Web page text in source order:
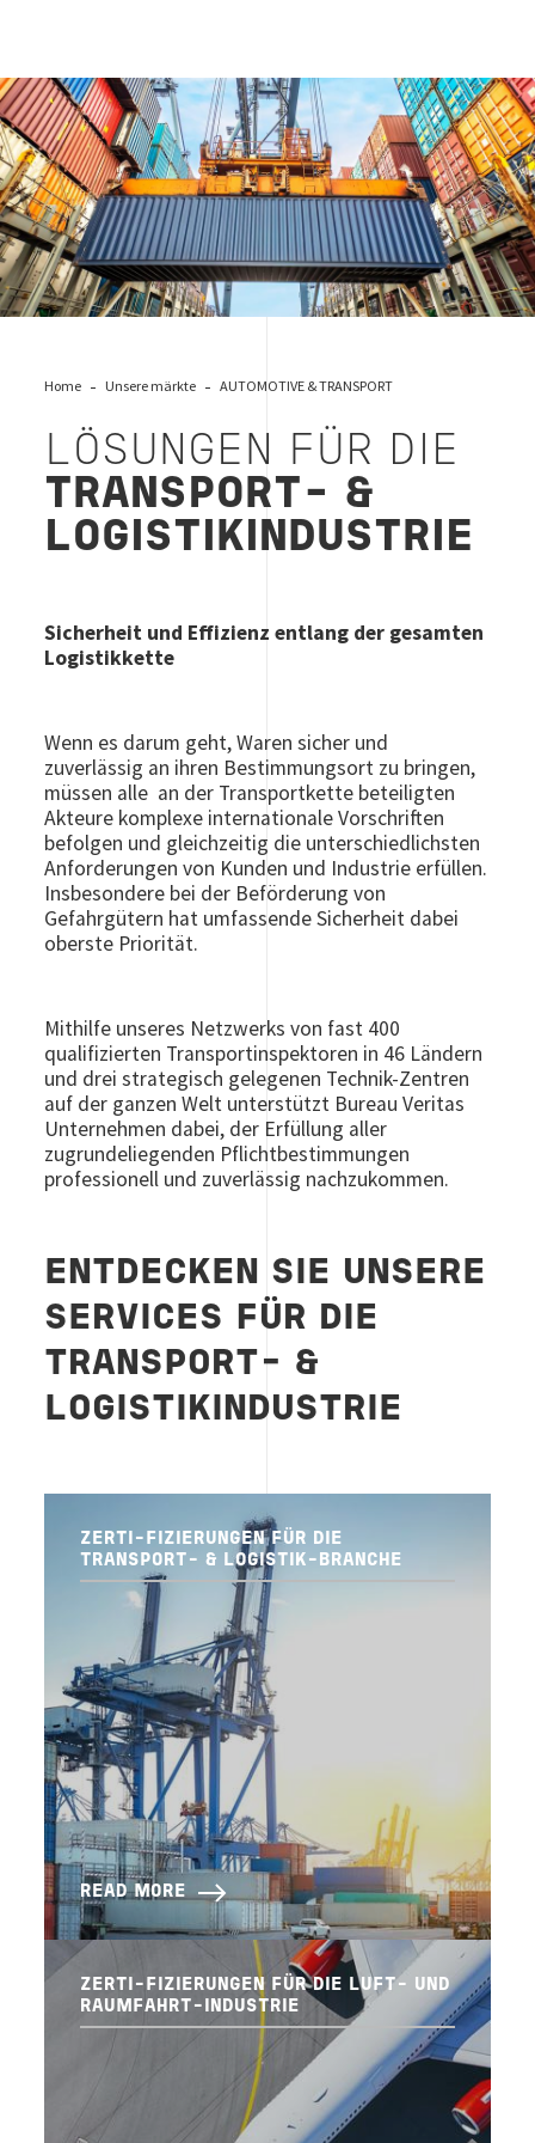
Lösungen für die Transport- & Logistikindustrie
Home Unsere märkte AUTOMOTIVE & TRANSPORT
LÖSUNGEN FÜR DIE
TRANSPORT- &
LOGISTIKINDUSTRIE
Sicherheit und Effizienz entlang der gesamten
Logistikkette
Wenn es darum geht, Waren sicher und
zuverlässig an ihren Bestimmungsort zu bringen,
müssen alle an der Transportkette beteiligten
Akteure komplexe internationale Vorschriften
befolgen und gleichzeitig die unterschiedlichsten
Anforderungen von Kunden und Industrie erfüllen.
Insbesondere bei der Beförderung von
Gefahrgütern hat umfassende Sicherheit dabei
oberste Priorität.
Mithilfe unseres Netzwerks von fast 400
qualifizierten Transportinspektoren in 46 Ländern
und drei strategisch gelegenen Technik-Zentren
auf der ganzen Welt unterstützt Bureau Veritas
Unternehmen dabei, der Erfüllung aller
zugrundeliegenden Pflichtbestimmungen
professionell und zuverlässig nachzukommen.
ENTDECKEN SIE UNSERE
SERVICES FÜR DIE
TRANSPORT- &
LOGISTIKINDUSTRIE
ZERTI-FIZIERUNGEN FÜR DIE
TRANSPORT- & LOGISTIK-BRANCHE
READ MORE
ZERTI-FIZIERUNGEN FÜR DIE LUFT- UND
RAUMFAHRT-INDUSTRIE